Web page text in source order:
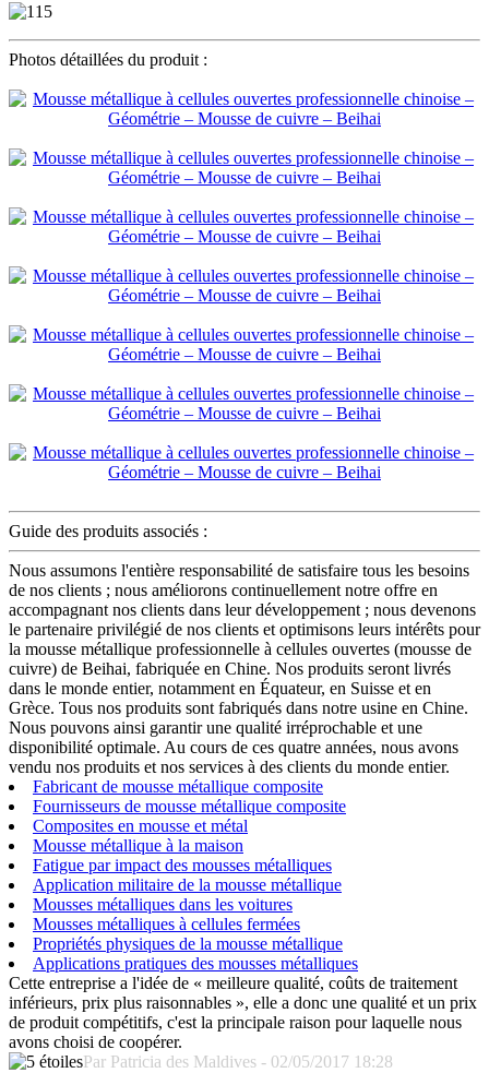
Photos détaillées du produit :
Guide des produits associés :
Nous assumons l'entière responsabilité de satisfaire tous les besoins
de nos clients ; nous améliorons continuellement notre offre en
accompagnant nos clients dans leur développement ; nous devenons
le partenaire privilégié de nos clients et optimisons leurs intérêts pour
la mousse métallique professionnelle à cellules ouvertes (mousse de
cuivre) de Beihai, fabriquée en Chine. Nos produits seront livrés
dans le monde entier, notamment en Équateur, en Suisse et en
Grèce. Tous nos produits sont fabriqués dans notre usine en Chine.
Nous pouvons ainsi garantir une qualité irréprochable et une
disponibilité optimale. Au cours de ces quatre années, nous avons
vendu nos produits et nos services à des clients du monde entier.
Fabricant de mousse métallique composite
Fournisseurs de mousse métallique composite
Composites en mousse et métal
Mousse métallique à la maison
Fatigue par impact des mousses métalliques
Application militaire de la mousse métallique
Mousses métalliques dans les voitures
Mousses métalliques à cellules fermées
Propriétés physiques de la mousse métallique
Applications pratiques des mousses métalliques
Cette entreprise a l'idée de « meilleure qualité, coûts de traitement
inférieurs, prix plus raisonnables », elle a donc une qualité et un prix
de produit compétitifs, c'est la principale raison pour laquelle nous
avons choisi de coopérer.
Par Patricia des Maldives - 02/05/2017 18:28